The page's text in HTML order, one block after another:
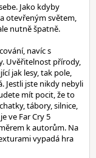
Jako kdyby
otevřeným světem,
nutně špatně.
navíc s
Uvěřitelnost přírody,
jak lesy, tak pole,
Jestli jste nikdy nebyli
mít pocit, že to
tábory, silnice,
ve Far Cry 5
k autorům. Na
vypadá hra